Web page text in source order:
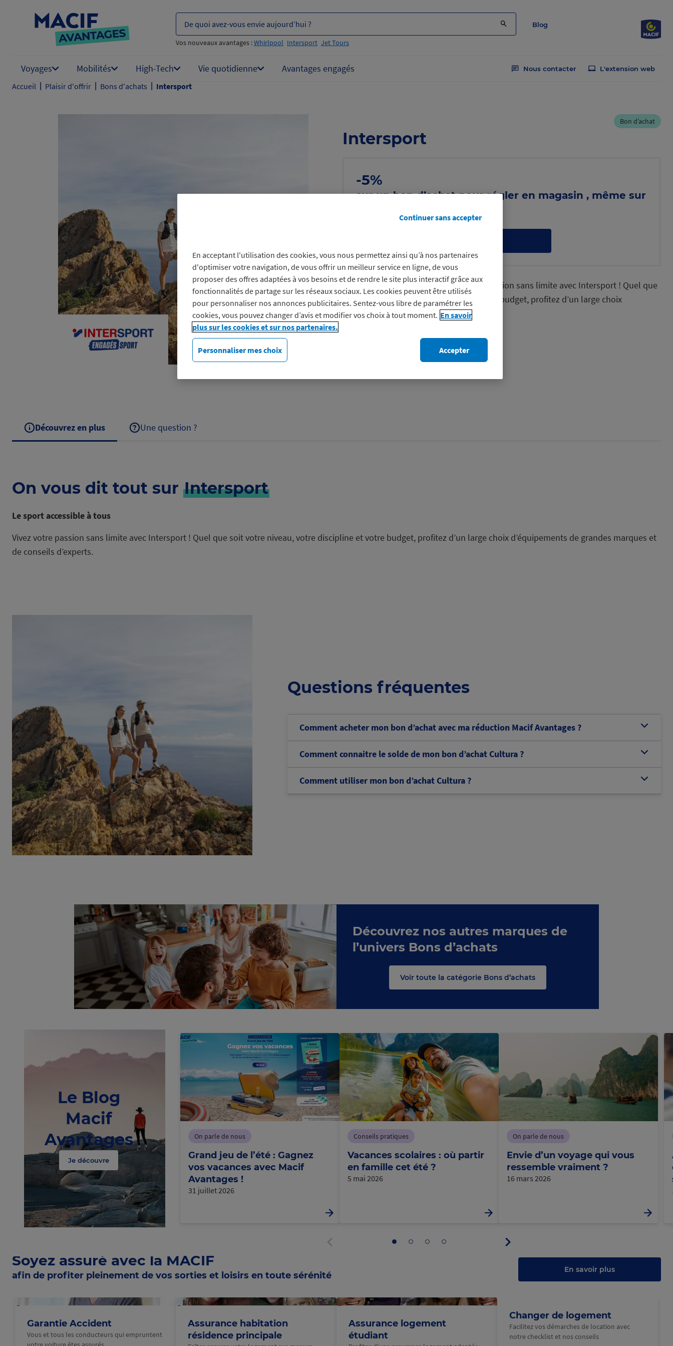
De quoi avez-vous envie aujourd’hui ?
Vos nouveaux avantages :Whirlpool Intersport Jet Tours
Blog
Voyages Mobilités High-Tech Vie quotidienne Avantages engagés Nous contacter L'extension web
Accueil | Plaisir d'offrir | Bons d'achats | Intersport
Bon d’achat
Intersport
-5%
sur un bon d’achat pour régler en magasin , même sur
Voir les conditions
Le sport accessible à tous Vivez votre passion sans limite avec Intersport ! Quel que
soit votre niveau, votre discipline et votre budget, profitez d’un large choix
d’équipements de grandes marques…
Découvrez Intersport
Découvrez en plus Une question ?
On vous dit tout sur Intersport
Le sport accessible à tous
Vivez votre passion sans limite avec Intersport ! Quel que soit votre niveau, votre discipline et votre budget, profitez d’un large choix d’équipements de grandes marques et
de conseils d’experts.
Questions fréquentes
b
Comment acheter mon bon d’achat avec ma réduction Macif Avantages ?
b
Comment connaitre le solde de mon bon d’achat Cultura ?
b
Comment utiliser mon bon d’achat Cultura ?
Découvrez nos autres marques de
l’univers Bons d’achats
Voir toute la catégorie Bons d’achats
Le Blog
Macif
Avantages
Je découvre
On parle de nous
Grand jeu de l’été : Gagnez
vos vacances avec Macif
Avantages !
31 juillet 2026
Conseils pratiques
Vacances scolaires : où partir
en famille cet été ?
5 mai 2026
On parle de nous
Envie d’un voyage qui vous
ressemble vraiment ?
16 mars 2026
Aller Aller Aller Aller
suivant
Soyez assuré avec la MACIF
afin de profiter pleinement de vos sorties et loisirs en toute sérénité
En savoir plus
Garantie Accident
Vous et tous les conducteurs qui empruntent
Assurance habitation
résidence principale
@Macif
Assurance logement
étudiant
@Macif
Changer de logement
Facilitez vos démarches de location avec
notre checklist et nos conseils
C
h
ar
g
e
m
e
n
t
e
n co
u
r
s
En acceptant l'utilisation des cookies, vous nous permettez ainsi qu’à nos partenaires
d'optimiser votre navigation, de vous offrir un meilleur service en ligne, de vous
proposer des offres adaptées à vos besoins et de rendre le site plus interactif grâce aux
fonctionnalités de partage sur les réseaux sociaux. Les cookies peuvent être utilisés
pour personnaliser nos annonces publicitaires. Sentez-vous libre de paramétrer les
cookies, vous pouvez changer d’avis et modifier vos choix à tout moment. En savoir
plus sur les cookies et sur nos partenaires.
Personnaliser mes choix
Continuer sans accepter
Accepter